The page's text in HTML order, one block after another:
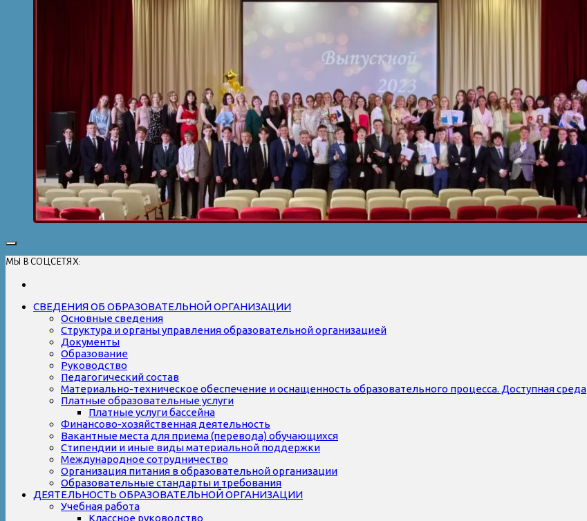
МЫ В СОЦСЕТЯХ:
СВЕДЕНИЯ ОБ ОБРАЗОВАТЕЛЬНОЙ ОРГАНИЗАЦИИ
Основные сведения
Структура и органы управления образовательной организацией
Документы
Образование
Руководство
Педагогический состав
Материально-техническое обеспечение и оснащенность образовательного процесса. Доступная среда
Платные образовательные услуги
Платные услуги бассейна
Финансово-хозяйственная деятельность
Вакантные места для приема (перевода) обучающихся
Стипендии и иные виды материальной поддержки
Международное сотрудничество
Организация питания в образовательной организации
Образовательные стандарты и требования
ДЕЯТЕЛЬНОСТЬ ОБРАЗОВАТЕЛЬНОЙ ОРГАНИЗАЦИИ
Учебная работа
Классное руководство